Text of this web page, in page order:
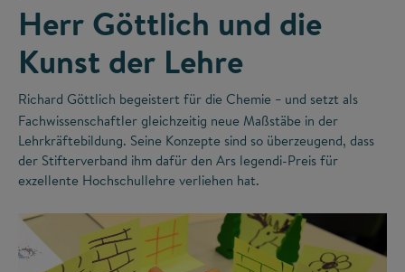
Herr Göttlich und die
Kunst der Lehre
Richard Göttlich begeistert für die Chemie – und setzt als
Fachwissenschaftler gleichzeitig neue Maßstäbe in der
Lehrkräftebildung. Seine Konzepte sind so überzeugend, dass
der Stifterverband ihm dafür den Ars legendi-Preis für
exzellente Hochschullehre verliehen hat.